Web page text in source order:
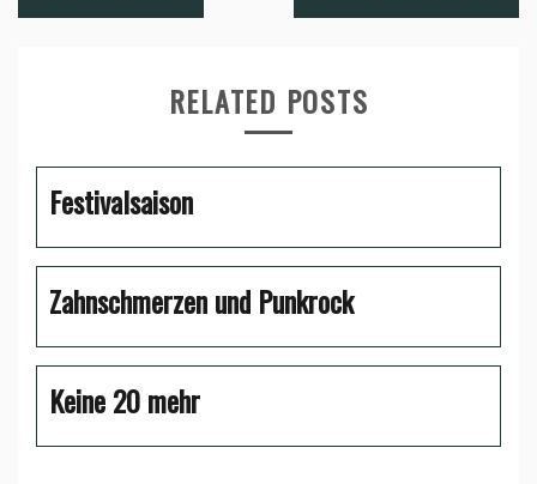
RELATED POSTS
Festivalsaison
Zahnschmerzen und Punkrock
Keine 20 mehr